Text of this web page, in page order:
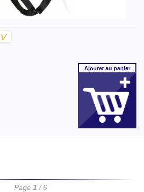
V
Ajouterau panier
Page 1 / 6